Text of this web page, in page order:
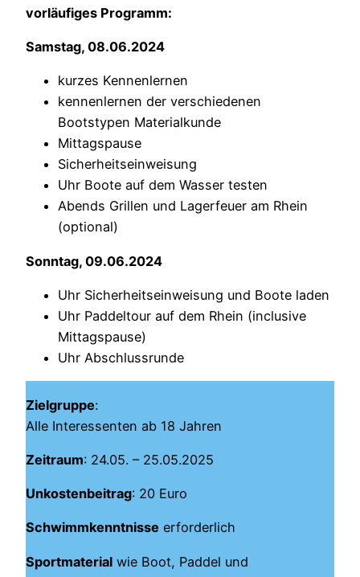
vorläufiges Programm:
Samstag, 08.06.2024
kurzes Kennenlernen
kennenlernen der verschiedenen
Bootstypen Materialkunde
Mittagspause
Sicherheitseinweisung
Uhr Boote auf dem Wasser testen
Abends Grillen und Lagerfeuer am Rhein
(optional)
Sonntag, 09.06.2024
Uhr Sicherheitseinweisung und Boote laden
Uhr Paddeltour auf dem Rhein (inclusive
Mittagspause)
Uhr Abschlussrunde
Zielgruppe:
Alle Interessenten ab 18 Jahren
Zeitraum: 24.05. – 25.05.2025
Unkostenbeitrag: 20 Euro
Schwimmkenntnisse erforderlich
Sportmaterial wie Boot, Paddel und